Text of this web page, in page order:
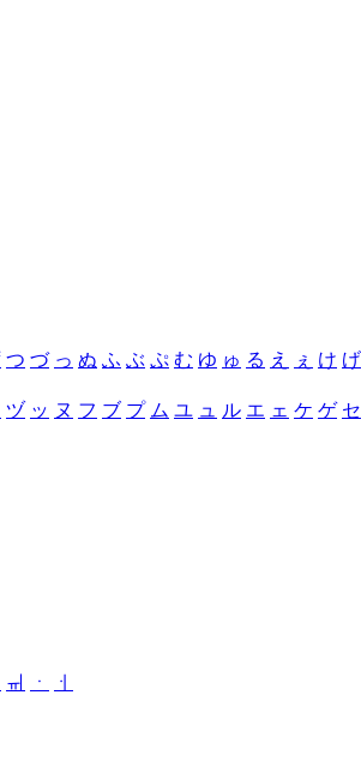
つ づ っ ぬ ふ ぶ ぷ む ゆ ゅ る え ぇ け げ
ヅ ッ ヌ フ ブ プ ム ユ ュ ル エ ェ ケ ゲ セ
ㆌ ㆍ
ㆎ